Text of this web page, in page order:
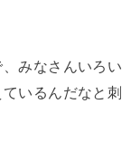
みなさんいろい
いるんだなと刺